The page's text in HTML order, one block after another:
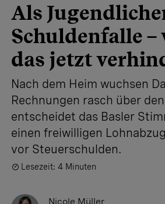
Als
Schuldenfalle –
das jetzt
Nach dem Heim wuchsen
Rechnungen rasch über
entscheidet das Basler
einen freiwilligen
vor Steuerschulden.
Lesezeit: 4 Minuten
Nicole Müller